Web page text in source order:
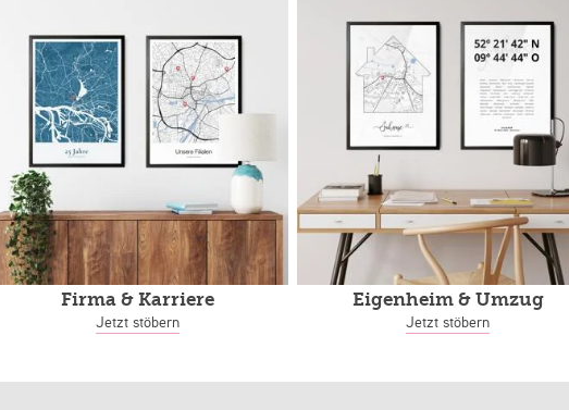
Firma & Karriere
Jetzt stöbern
Eigenheim& Umzug
Jetzt stöbern